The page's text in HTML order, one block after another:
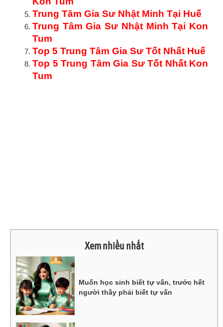
Trung Tâm Gia Sư Nhật Minh Tại Huế
Trung Tâm Gia Sư Nhật Minh Tại Kon
Tum
Top 5 Trung Tâm Gia Sư Tốt Nhất Huế
Top 5 Trung Tâm Gia Sư Tốt Nhất Kon
Tum
Xem nhiều nhất
Muốn học sinh biết tự vấn, trước hết
người thầy phải biết tự vấn